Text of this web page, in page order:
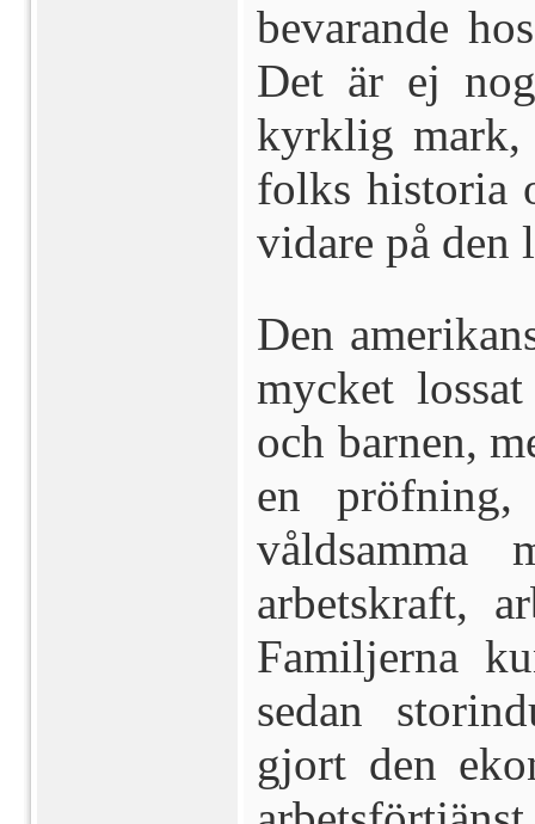
bevarande
Det är ej
kyrklig mark,
folks historia
vidare på den
Den
mycket
och barnen,
en
våldsamma
arbetskraft,
Familjerna
sedan
gjort den